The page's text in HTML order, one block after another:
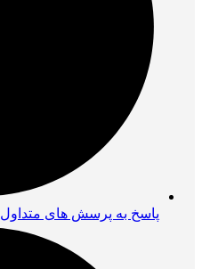
پاسخ به پرسش های متداول